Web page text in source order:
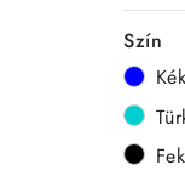
Szín
Kék